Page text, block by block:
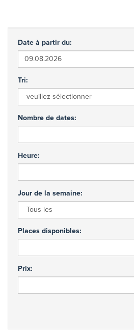
Date à partir du:
Tri:
Nombre de dates:
Heure:
Jour de la semaine:
Places disponibles:
Prix: